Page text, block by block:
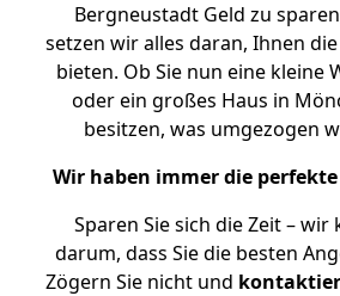
Bergneustadt Geld zu
setzen wir alles daran, Ihnen
bieten. Ob Sie nun eine kleine
oder ein großes Haus in
besitzen, was umgezogen
Wir haben immer die
Sparen Sie sich die Zeit –
darum, dass Sie die besten
Zögern Sie nicht und